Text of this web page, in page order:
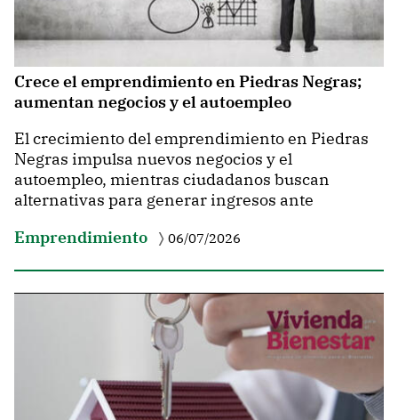
Crece el emprendimiento en Piedras Negras;
aumentan negocios y el autoempleo
El crecimiento del emprendimiento en Piedras
Negras impulsa nuevos negocios y el
autoempleo, mientras ciudadanos buscan
alternativas para generar ingresos ante
Emprendimiento
06/07/2026